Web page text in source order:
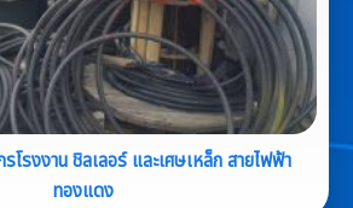
โรงงาน ชิลเลอร์ และเศษเหล็ก สายไฟฟ้า
ทองแดง